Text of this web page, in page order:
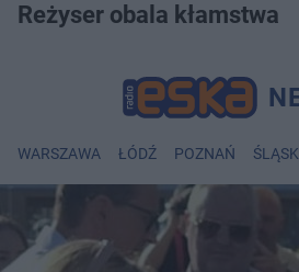
Reżyser obala kłamstwa
WARSZAWA ŁÓDŹ POZNAŃ ŚLĄSK